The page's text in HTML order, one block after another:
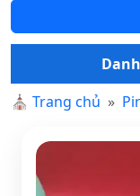
⛪ Trang chủ